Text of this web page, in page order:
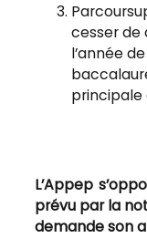
cesser de
l’année
principale
L’Appep
prévu par la
demande son